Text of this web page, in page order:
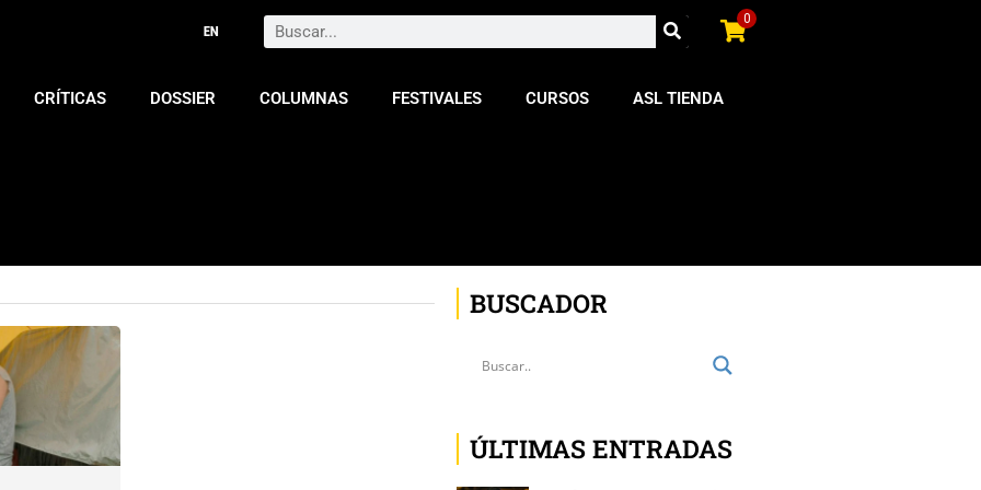
Search 0
CRÍTICAS DOSSIER COLUMNAS FESTIVALES CURSOS ASL TIENDA
BUSCADOR
ÚLTIMAS ENTRADAS